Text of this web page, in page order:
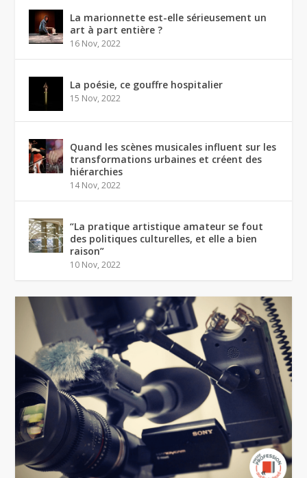
La marionnette est-elle sérieusement un
art à part entière ?
16 Nov, 2022
La poésie, ce gouffre hospitalier
15 Nov, 2022
Quand les scènes musicales influent sur les
transformations urbaines et créent des
hiérarchies
14 Nov, 2022
“La pratique artistique amateur se fout
des politiques culturelles, et elle a bien
raison”
10 Nov, 2022